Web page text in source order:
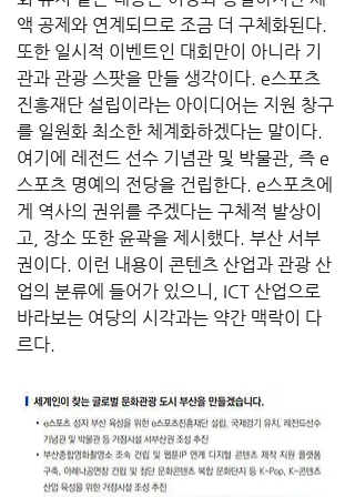
액 공제와 연계되므로 조금 더 구체화된다.
또한 일시적 이벤트인 대회만이 아니라 기
관과 관광 스팟을 만들 생각이다. e스포츠
진흥재단 설립이라는 아이디어는 지원 창구
를 일원화 최소한 체계화하겠다는 말이다.
여기에 레전드 선수 기념관 및 박물관, 즉 e
스포츠 명예의 전당을 건립한다. e스포츠에
게 역사의 권위를 주겠다는 구체적 발상이
고, 장소 또한 윤곽을 제시했다. 부산 서부
권이다. 이런 내용이 콘텐츠 산업과 관광 산
업의 분류에 들어가 있으니, ICT 산업으로
바라보는 여당의 시각과는 약간 맥락이 다
르다.